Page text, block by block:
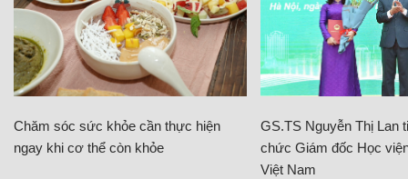
Chăm sóc sức khỏe cần thực hiện
ngay khi cơ thể còn khỏe
GS.TS Nguyễn Thị Lan
chức Giám đốc Học
Việt Nam